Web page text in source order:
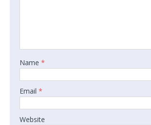
Name *
Email *
Website